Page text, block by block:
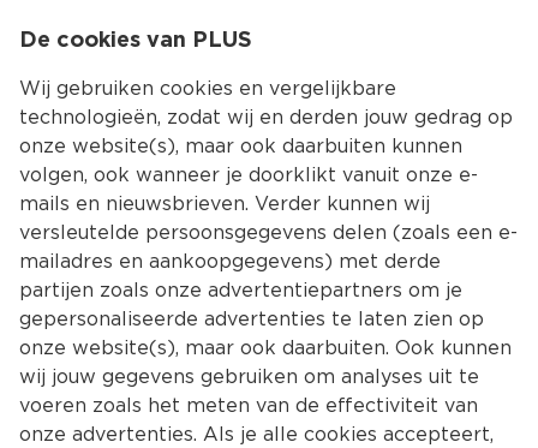
Kies jouw
Terug Producten
De cookies van PLUS
Wij gebruiken cookies en vergelijkbare
technologieën, zodat wij en derden jouw gedrag op
onze website(s), maar ook daarbuiten kunnen
volgen, ook wanneer je doorklikt vanuit onze e-
mails en nieuwsbrieven. Verder kunnen wij
versleutelde persoonsgegevens delen (zoals een e-
mailadres en aankoopgegevens) met derde
partijen zoals onze advertentiepartners om je
gepersonaliseerde advertenties te laten zien op
onze website(s), maar ook daarbuiten. Ook kunnen
wij jouw gegevens gebruiken om analyses uit te
voeren zoals het meten van de effectiviteit van
onze advertenties. Als je alle cookies accepteert,